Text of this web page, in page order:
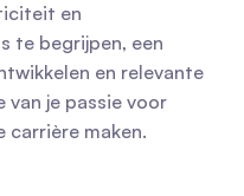
en
te begrijpen, een
en relevante
van je passie voor
maken.